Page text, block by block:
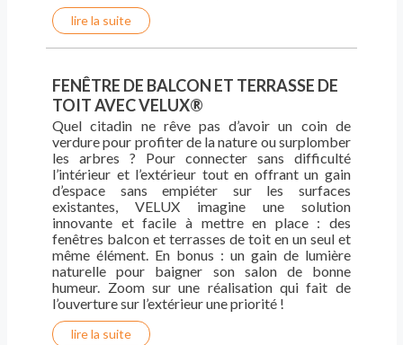
lire la suite
FENÊTRE DE BALCON ET TERRASSE DE
TOIT AVEC VELUX®
Quel citadin ne rêve pas d’avoir un coin de
verdure pour profiter de la nature ou surplomber
les arbres ? Pour connecter sans difficulté
l’intérieur et l’extérieur tout en offrant un gain
d’espace sans empiéter sur les surfaces
existantes, VELUX imagine une solution
innovante et facile à mettre en place : des
fenêtres balcon et terrasses de toit en un seul et
même élément. En bonus : un gain de lumière
naturelle pour baigner son salon de bonne
humeur. Zoom sur une réalisation qui fait de
l’ouverture sur l’extérieur une priorité !
lire la suite